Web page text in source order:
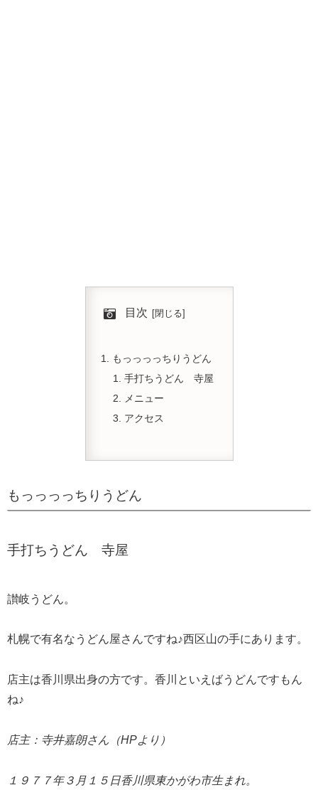
目次
もっっっっちりうどん
手打ちうどん 寺屋
メニュー
アクセス
もっっっっちりうどん
手打ちうどん 寺屋
讃岐うどん。
札幌で有名なうどん屋さんですね♪西区山の手にあります。
店主は香川県出身の方です。香川といえばうどんですもん
ね♪
店主：寺井嘉朗さん（HPより）
１９７７年３月１５日香川県東かがわ市生まれ。